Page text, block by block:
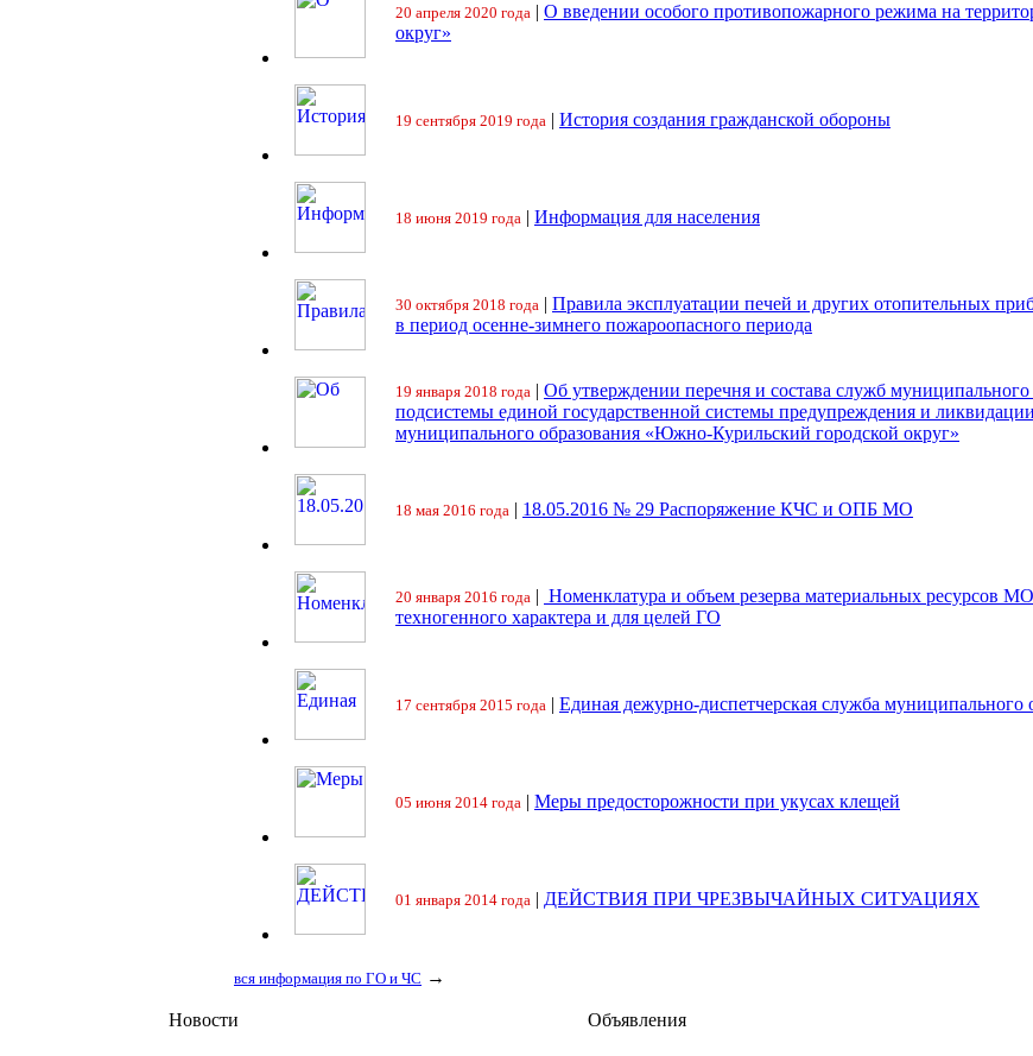
20 апреля 2020 года | О введении особого противопожарного режима на
округ»
19 сентября 2019 года | История создания гражданской обороны
18 июня 2019 года | Информация для населения
30 октября 2018 года | Правила эксплуатации печей и других отопительных
в период осенне-зимнего пожароопасного периода
19 января 2018 года | Об утверждении перечня и состава служб
подсистемы единой государственной системы предупреждения и
муниципального образования «Южно-Курильский городской округ»
18 мая 2016 года | 18.05.2016 № 29 Распоряжение КЧС и ОПБ МО
20 января 2016 года | Номенклатура и объем резерва материальных ресурсов
техногенного характера и для целей ГО
17 сентября 2015 года | Единая дежурно-диспетчерская служба
05 июня 2014 года | Меры предосторожности при укусах клещей
01 января 2014 года | ДЕЙСТВИЯ ПРИ ЧРЕЗВЫЧАЙНЫХ СИТУАЦИЯХ
вся информация по ГО и ЧС →
Новости Объявления